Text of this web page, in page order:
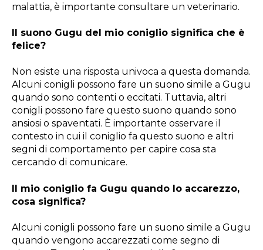
malattia, è importante consultare un veterinario.
Il suono Gugu del mio coniglio significa che è
felice?
Non esiste una risposta univoca a questa domanda.
Alcuni conigli possono fare un suono simile a Gugu
quando sono contenti o eccitati. Tuttavia, altri
conigli possono fare questo suono quando sono
ansiosi o spaventati. È importante osservare il
contesto in cui il coniglio fa questo suono e altri
segni di comportamento per capire cosa sta
cercando di comunicare.
Il mio coniglio fa Gugu quando lo accarezzo,
cosa significa?
Alcuni conigli possono fare un suono simile a Gugu
quando vengono accarezzati come segno di